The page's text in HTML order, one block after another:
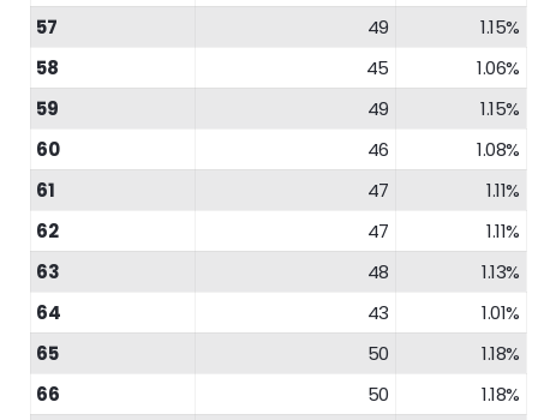
57
49
1.15%
58
45
1.06%
59
49
1.15%
60
46
1.08%
61
47
1.11%
62
47
1.11%
63
48
1.13%
64
43
1.01%
65
50
1.18%
66
50
1.18%